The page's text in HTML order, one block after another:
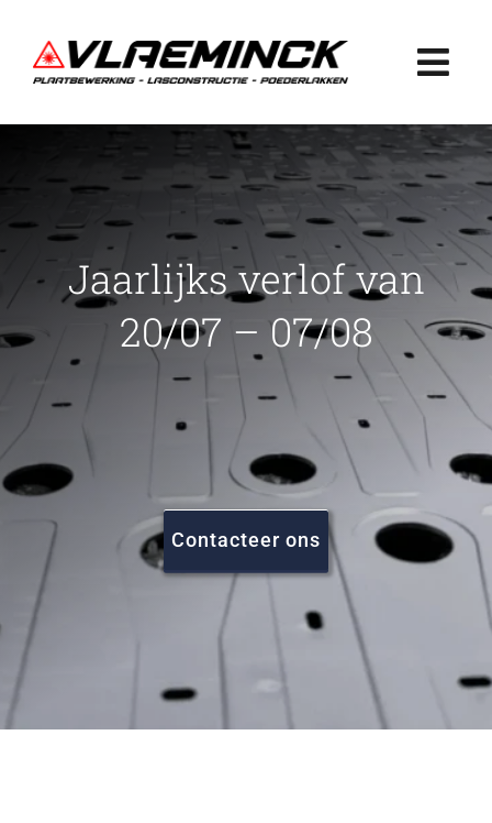
naar
inhoud
Plaatbewerking
Lasconstructie
Poederlakken
Projecten
FAQ
Vacatures
Jaarlijks verlof van
20/07 – 07/08
Contacteer ons